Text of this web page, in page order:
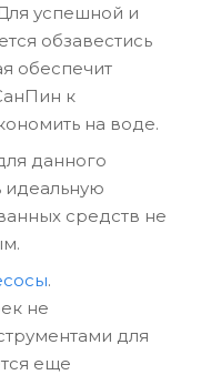
успешной и
обзавестись
обеспечит
к
на воде.
данного
идеальную
средств не
.
не
для
еще